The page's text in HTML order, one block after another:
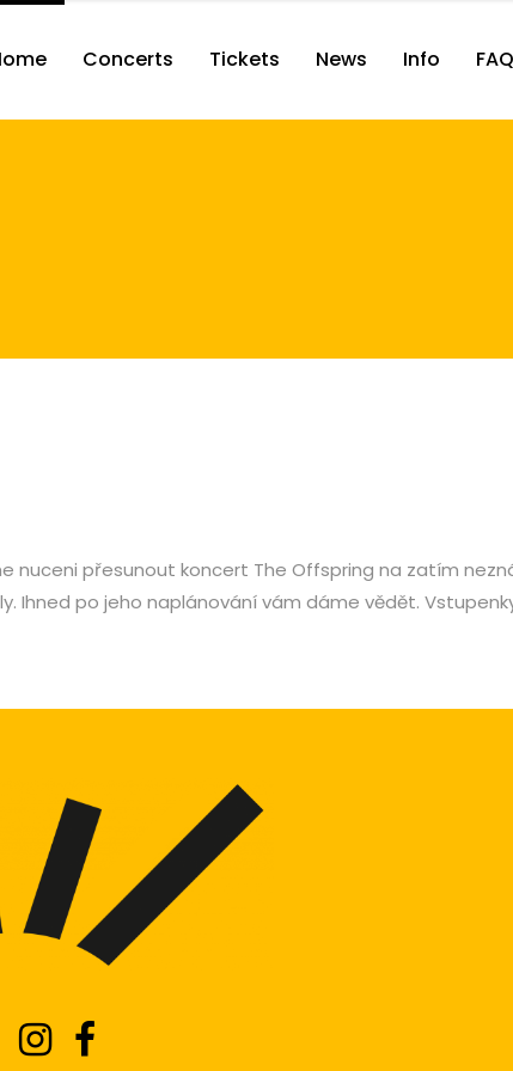
Concerts Tickets News Info FAQ
nuceni přesunout koncert The Offspring na zatím
po jeho naplánování vám dáme vědět.